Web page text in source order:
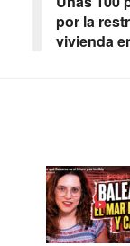
por la
vivienda